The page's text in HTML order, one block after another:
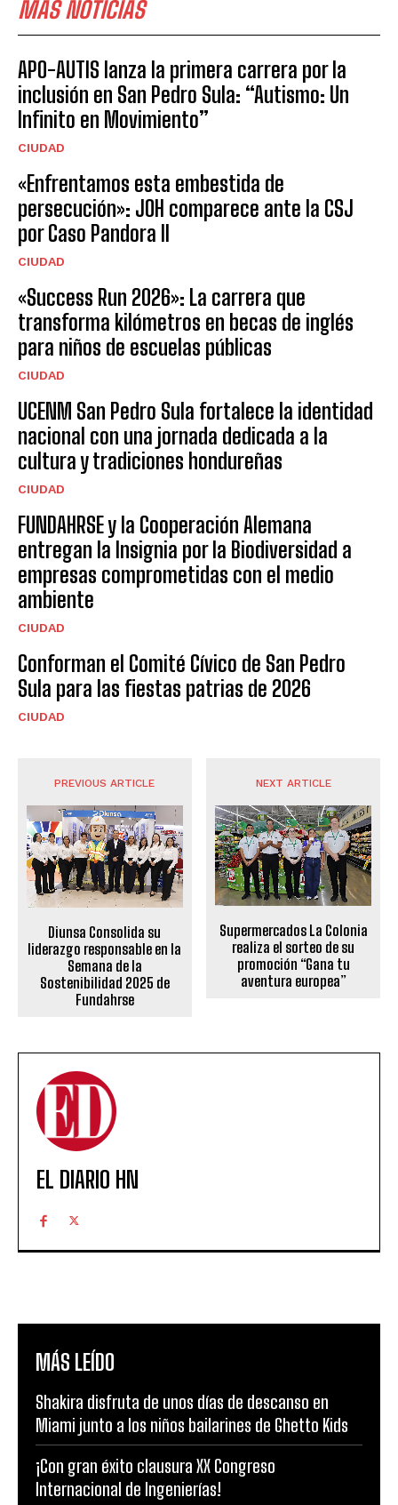
MÁS NOTICIAS
APO-AUTIS lanza la primera carrera por la
inclusión en San Pedro Sula: “Autismo: Un
Infinito en Movimiento”
CIUDAD
«Enfrentamos esta embestida de
persecución»: JOH comparece ante la CSJ
por Caso Pandora II
CIUDAD
«Success Run 2026»: La carrera que
transforma kilómetros en becas de inglés
para niños de escuelas públicas
CIUDAD
UCENM San Pedro Sula fortalece la identidad
nacional con una jornada dedicada a la
cultura y tradiciones hondureñas
CIUDAD
FUNDAHRSE y la Cooperación Alemana
entregan la Insignia por la Biodiversidad a
empresas comprometidas con el medio
ambiente
CIUDAD
Conforman el Comité Cívico de San Pedro
Sula para las fiestas patrias de 2026
CIUDAD
PREVIOUS ARTICLE
Diunsa Consolida su
liderazgo responsable en la
Semana de la
Sostenibilidad 2025 de
Fundahrse
NEXT ARTICLE
Supermercados La Colonia
realiza el sorteo de su
promoción “Gana tu
aventura europea”
EL DIARIO HN
MÁS LEÍDO
Shakira disfruta de unos días de descanso en
Miami junto a los niños bailarines de Ghetto Kids
¡Con gran éxito clausura XX Congreso
Internacional de Ingenierías!